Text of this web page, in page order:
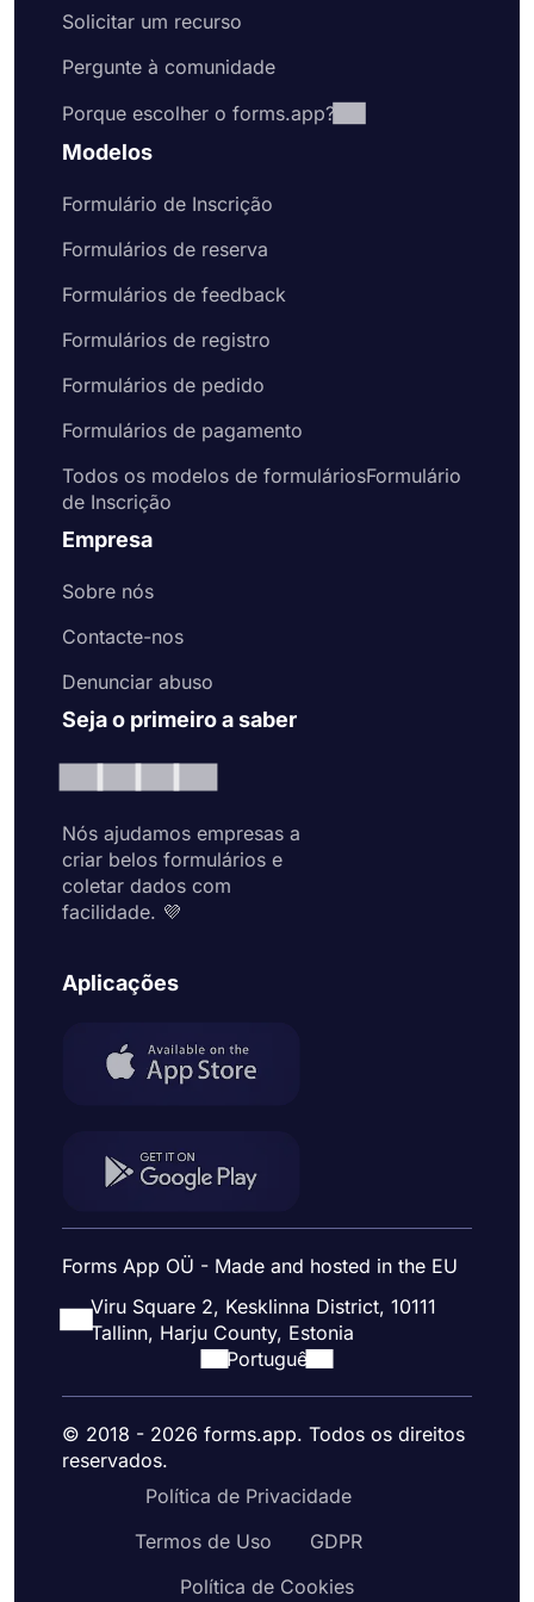
Esteja você criando um formulário de candidatura
de emprego ou de registro de membro, o
forms.app oferece modelos de qualidade
formulário de inscrição vêm com perguntas
comuns ou campos de formulário que você
provavelmente gostaria de incluir em seu
formulário. Naturalmente, isso economizará seu
tempo e o ajudará a criar formulários e pesquisas
melhores em menos tempo. Portanto, escolha um
criar formulários online profissionais hoje mesmo.
Solicitar um recurso
Pergunte à comunidade
Porque escolher o forms.app?
Modelos
Formulário de Inscrição
Formulários de reserva
Formulários de feedback
Formulários de registro
Formulários de pedido
Formulários de pagamento
Todos os modelos de formuláriosFormulário
de Inscrição
Empresa
Sobre nós
Contacte-nos
Denunciar abuso
Seja o primeiro a saber
Nós ajudamos empresas a
criar belos formulários e
coletar dados com
facilidade. 💜
Aplicações
Forms App OÜ - Made and hosted in the EU
Viru Square 2, Kesklinna District, 10111
Tallinn, Harju County, Estonia
Portuguê
© 2018 - 2026 forms.app. Todos os direitos
reservados.
Política de Privacidade
Termos de Uso
GDPR
Política de Cookies